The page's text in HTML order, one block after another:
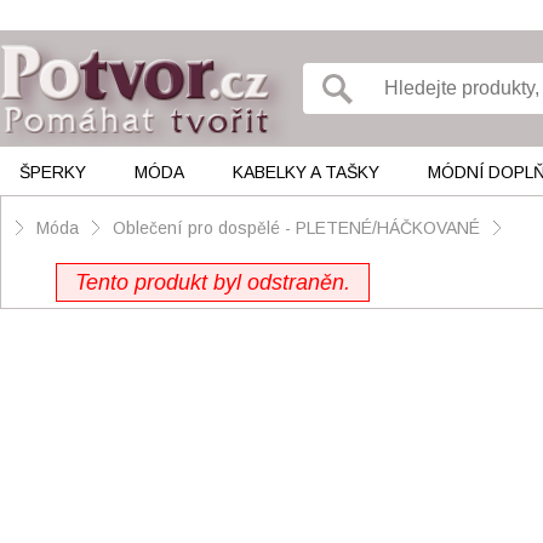
ŠPERKY MÓDA KABELKY A TAŠKY MÓDNÍ
Móda Oblečení pro dospělé - PLETENÉ/HÁČKOVANÉ
Tento produkt byl odstraněn.